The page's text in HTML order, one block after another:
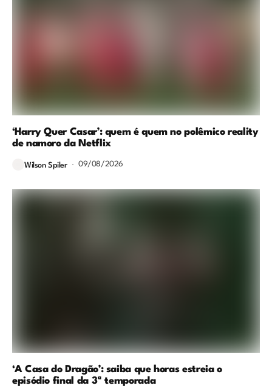
‘Harry Quer Casar’: quem é quem no polêmico reality
de namoro da Netflix
Wilson Spiler 09/08/2026
‘A Casa do Dragão’: saiba que horas estreia o
episódio final da 3ª temporada